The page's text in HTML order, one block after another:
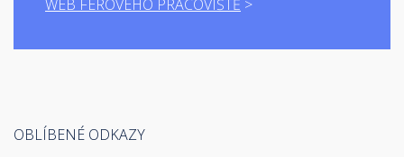
WEB FÉROVÉHO PRACOVIŠTĚ
OBLÍBENÉ ODKAZY